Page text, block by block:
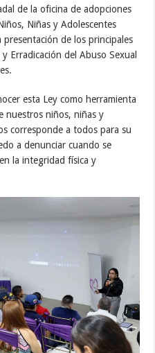
de la oficina de adopciones
Niñas y Adolescentes
de los principales
Erradicación del Abuso Sexual
esta Ley como herramienta
nuestros niños, niñas y
corresponde a todos para su
a denunciar cuando se
la integridad física y